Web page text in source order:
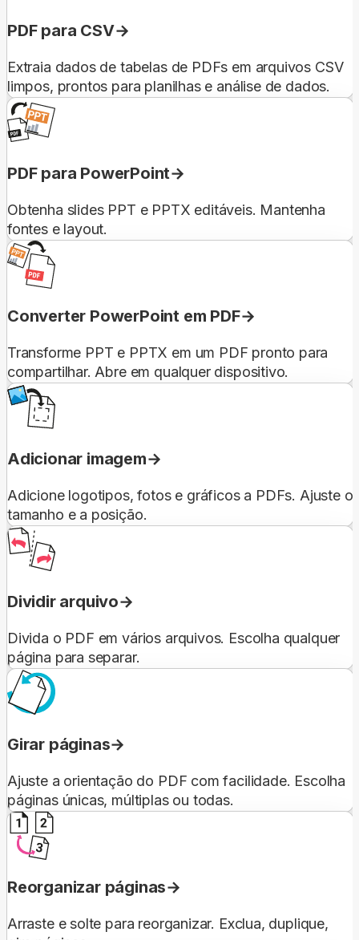
PDF para CSV
Extraia dados de tabelas de PDFs em arquivos CSV
limpos, prontos para planilhas e análise de dados.
PDF para PowerPoint
Obtenha slides PPT e PPTX editáveis. Mantenha
fontes e layout.
Converter PowerPoint em PDF
Transforme PPT e PPTX em um PDF pronto para
compartilhar. Abre em qualquer dispositivo.
Adicionar imagem
Adicione logotipos, fotos e gráficos a PDFs. Ajuste o
tamanho e a posição.
Dividir arquivo
Divida o PDF em vários arquivos. Escolha qualquer
página para separar.
Girar páginas
Ajuste a orientação do PDF com facilidade. Escolha
páginas únicas, múltiplas ou todas.
Reorganizar páginas
Arraste e solte para reorganizar. Exclua, duplique,